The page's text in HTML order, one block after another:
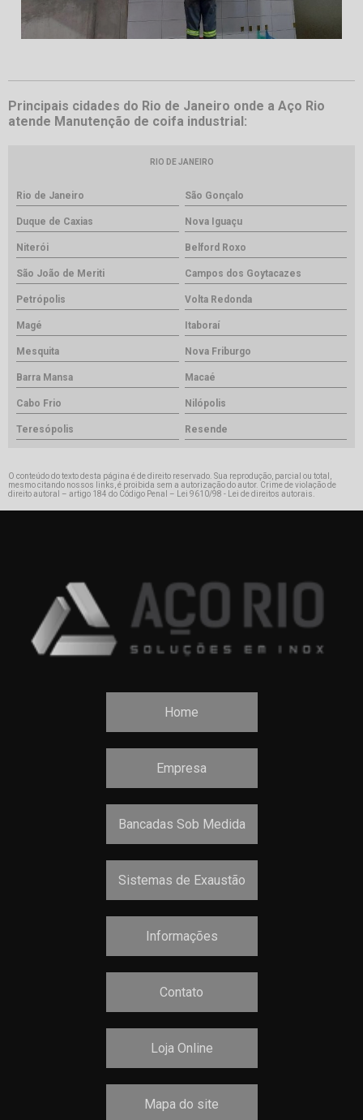
Principais cidades do Rio de Janeiro onde a Aço Rio
atende Manutenção de coifa industrial:
RIO DE JANEIRO
Rio de Janeiro São Gonçalo
Duque de Caxias Nova Iguaçu
Niterói Belford Roxo
São João de Meriti Campos dos Goytacazes
Petrópolis Volta Redonda
Magé Itaboraí
Mesquita Nova Friburgo
Barra Mansa Macaé
Cabo Frio Nilópolis
Teresópolis Resende
O conteúdo do texto desta página é de direito reservado. Sua reprodução, parcial ou total,
mesmo citando nossos links, é proibida sem a autorização do autor. Crime de violação de
direito autoral – artigo 184 do Código Penal – Lei 9610/98 - Lei de direitos autorais.
Home
Empresa
Bancadas Sob Medida
Sistemas de Exaustão
Informações
Contato
Loja Online
Mapa do site